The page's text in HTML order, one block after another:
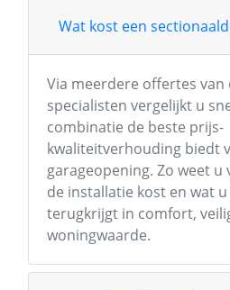
Wat kost een
Via meerdere offertes van
specialisten vergelijkt u
combinatie de beste prijs-
kwaliteitverhouding biedt
garageopening. Zo weet u
de installatie kost en wat
terugkrijgt in comfort,
woningwaarde.